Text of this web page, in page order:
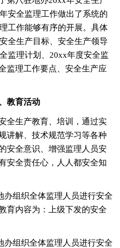
安全监理工作做出了系统的
工作能够有序的开展。具体
全生产目标、安全生产领导
监理计划、20xx年度安全监
监理工作要点、安全生产应
教育活动
全生产教育、培训，通过实
讲解、技术规范学习等各种
安全意识、增强监理人员安
安全责任心，人人都安全知
办组织全体监理人员进行安全
育内容为：上级下发的安全
办组织全体监理人员进行安全